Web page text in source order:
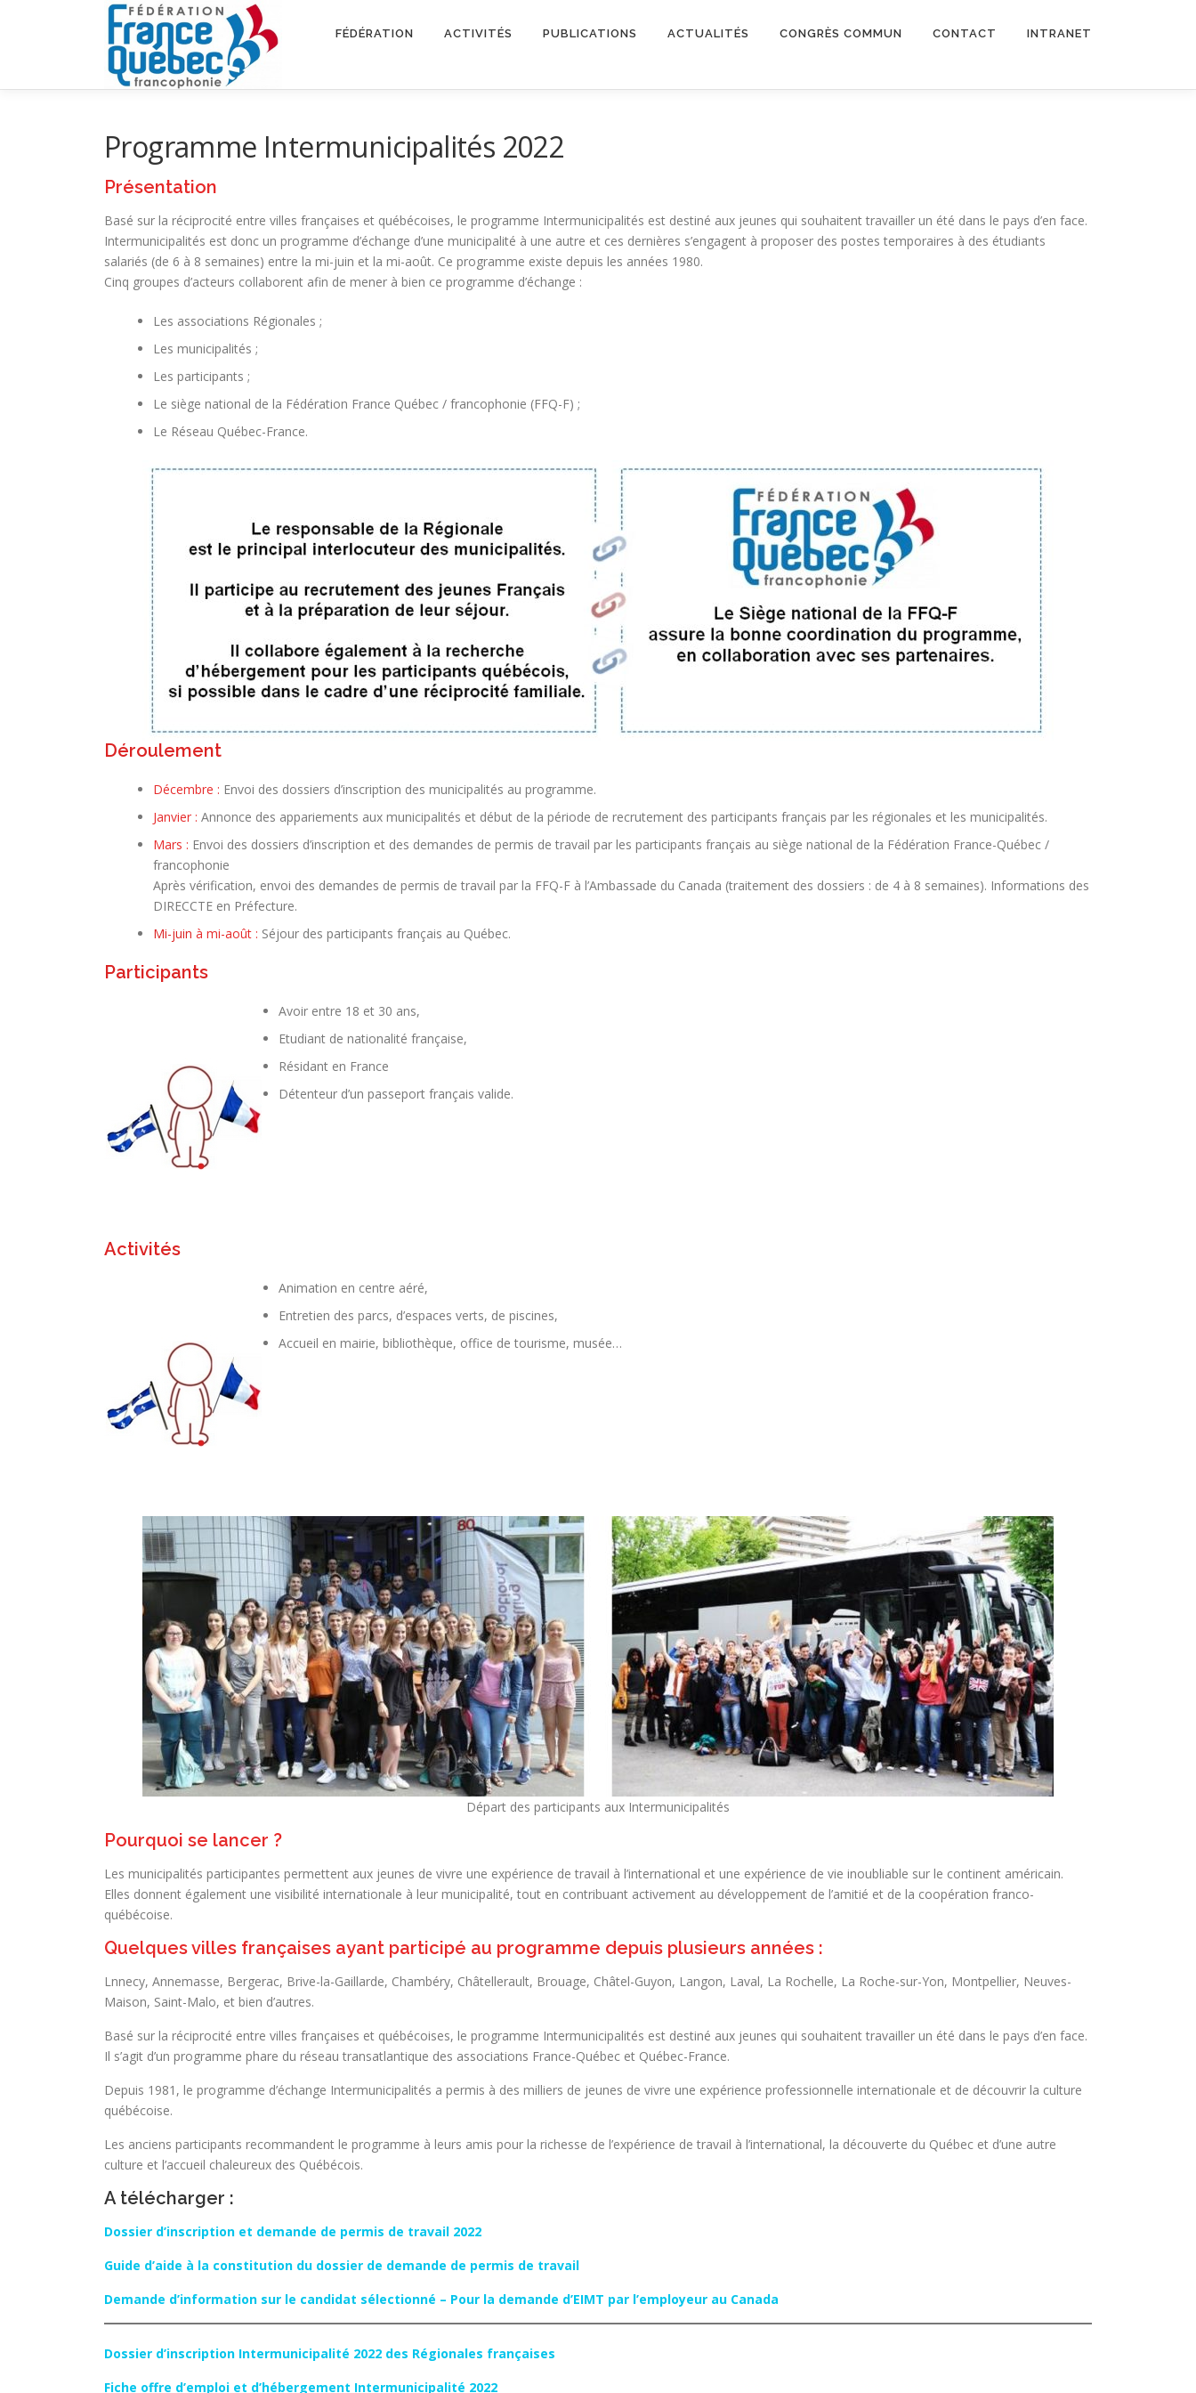
FÉDÉRATION ACTIVITÉS PUBLICATIONS ACTUALITÉS CONGRÈS COMMUN CONTACT INTRANET
Programme Intermunicipalités 2022
Présentation
Basé sur la réciprocité entre villes françaises et québécoises, le programme Intermunicipalités est destiné aux jeunes qui souhaitent travailler un été dans le pays d’en face.
Intermunicipalités est donc un programme d’échange d’une municipalité à une autre et ces dernières s’engagent à proposer des postes temporaires à des étudiants
salariés (de 6 à 8 semaines) entre la mi-juin et la mi-août. Ce programme existe depuis les années 1980.
Cinq groupes d’acteurs collaborent afin de mener à bien ce programme d’échange :
Les associations Régionales ;
Les municipalités ;
Les participants ;
Le siège national de la Fédération France Québec / francophonie (FFQ-F) ;
Le Réseau Québec-France.
Déroulement
Décembre : Envoi des dossiers d’inscription des municipalités au programme.
Janvier : Annonce des appariements aux municipalités et début de la période de recrutement des participants français par les régionales et les municipalités.
Mars : Envoi des dossiers d’inscription et des demandes de permis de travail par les participants français au siège national de la Fédération France-Québec /
francophonie
Après vérification, envoi des demandes de permis de travail par la FFQ-F à l’Ambassade du Canada (traitement des dossiers : de 4 à 8 semaines). Informations des
DIRECCTE en Préfecture.
Mi-juin à mi-août : Séjour des participants français au Québec.
Participants
Avoir entre 18 et 30 ans,
Etudiant de nationalité française,
Résidant en France
Détenteur d’un passeport français valide.
Activités
Animation en centre aéré,
Entretien des parcs, d’espaces verts, de piscines,
Accueil en mairie, bibliothèque, office de tourisme, musée…
Départ des participants aux Intermunicipalités
Pourquoi se lancer ?
Les municipalités participantes permettent aux jeunes de vivre une expérience de travail à l’international et une expérience de vie inoubliable sur le continent américain.
Elles donnent également une visibilité internationale à leur municipalité, tout en contribuant activement au développement de l’amitié et de la coopération franco-
québécoise.
Quelques villes françaises ayant participé au programme depuis plusieurs années :
Lnnecy, Annemasse, Bergerac, Brive-la-Gaillarde, Chambéry, Châtellerault, Brouage, Châtel-Guyon, Langon, Laval, La Rochelle, La Roche-sur-Yon, Montpellier, Neuves-
Maison, Saint-Malo, et bien d’autres.
Basé sur la réciprocité entre villes françaises et québécoises, le programme Intermunicipalités est destiné aux jeunes qui souhaitent travailler un été dans le pays d’en face.
Il s’agit d’un programme phare du réseau transatlantique des associations France-Québec et Québec-France.
Depuis 1981, le programme d’échange Intermunicipalités a permis à des milliers de jeunes de vivre une expérience professionnelle internationale et de découvrir la culture
québécoise.
Les anciens participants recommandent le programme à leurs amis pour la richesse de l’expérience de travail à l’international, la découverte du Québec et d’une autre
culture et l’accueil chaleureux des Québécois.
A télécharger :
Dossier d’inscription et demande de permis de travail 2022
Guide d’aide à la constitution du dossier de demande de permis de travail
Demande d’information sur le candidat sélectionné – Pour la demande d’EIMT par l’employeur au Canada
Dossier d’inscription Intermunicipalité 2022 des Régionales françaises
Fiche offre d’emploi et d’hébergement Intermunicipalité 2022